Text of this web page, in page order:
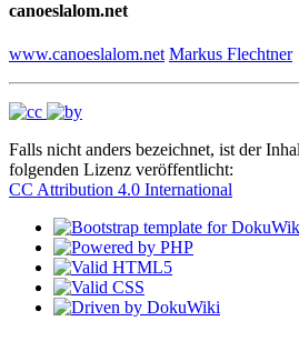
canoeslalom.net
www.canoeslalom.net Markus Flechtner
Falls nicht anders bezeichnet, ist der
folgenden Lizenz veröffentlicht:
CC Attribution 4.0 International